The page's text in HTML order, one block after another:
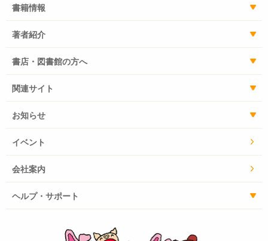
書籍情報
著者紹介
書店・図書館の方へ
関連サイト
お知らせ
イベント
会社案内
ヘルプ・サポート